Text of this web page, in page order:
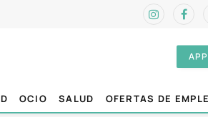
Instagram
OCIO SALUD OFERTAS DE